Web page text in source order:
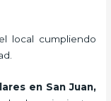
local cumpliendo
en San Juan,